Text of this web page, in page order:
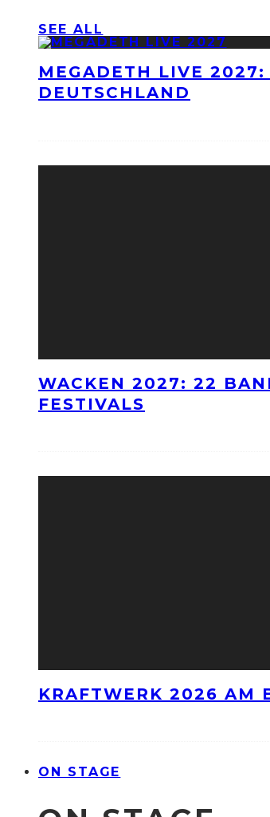
SEE ALL
MEGADETH LIVE
DEUTSCHLAND
WACKEN 2027: 22
FESTIVALS
KRAFTWERK 2026 AM
ON STAGE